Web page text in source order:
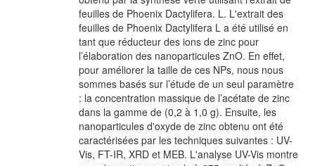
feuilles de Phoenix Dactylifera. L. L'extrait des
feuilles de Phoenix Dactylifera L a été utilisé en
tant que réducteur des ions de zinc pour
l’élaboration des nanoparticules ZnO. En effet,
pour améliorer la taille de ces NPs, nous nous
sommes basés sur l’étude de un seul paramètre
: la concentration massique de l’acétate de zinc
dans la gamme de (0,2 à 1,0 g). Ensuite, les
nanoparticules d'oxyde de zinc obtenu ont été
caractérisées par les techniques suivantes : UV-
Vis, FT-IR, XRD et MEB. L'analyse UV-Vis montre